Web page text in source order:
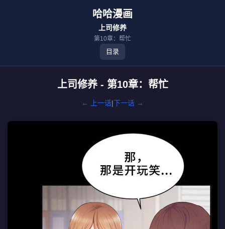
哈哈漫画
上司修养
第10章：帮忙
目录
上司修养 - 第10章：帮忙
← 上一话|下一话 →